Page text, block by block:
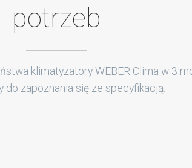
potrzeb
klimatyzatory WEBER Clima w 3
do zapoznania się ze specyfikacją: